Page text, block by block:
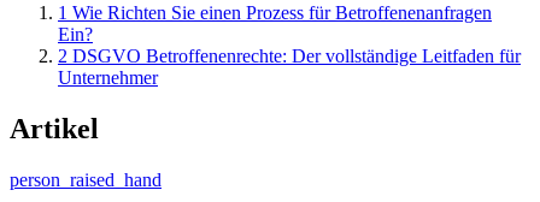
1 Wie Richten Sie einen Prozess für Betroffenenanfragen
Ein?
2 DSGVO Betroffenenrechte: Der vollständige Leitfaden für
Unternehmer
Artikel
person_raised_hand